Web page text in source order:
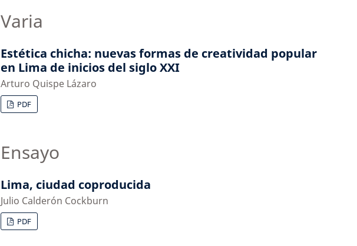
Varia
Estética chicha: nuevas formas de creatividad popular
en Lima de inicios del siglo XXI
Arturo Quispe Lázaro
PDF
Ensayo
Lima, ciudad coproducida
Julio Calderón Cockburn
PDF